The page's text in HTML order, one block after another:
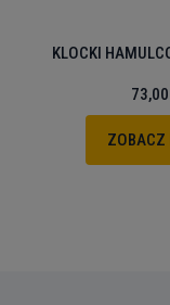
KLOCKI
73,00
ZOBACZ